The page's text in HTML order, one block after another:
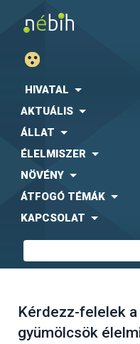
HIVATAL
AKTUÁLIS
ÁLLAT
ÉLELMISZER
NÖVÉNY
ÁTFOGÓ TÉMÁK
KAPCSOLAT
Kérdezz-felelek
gyümölcsök